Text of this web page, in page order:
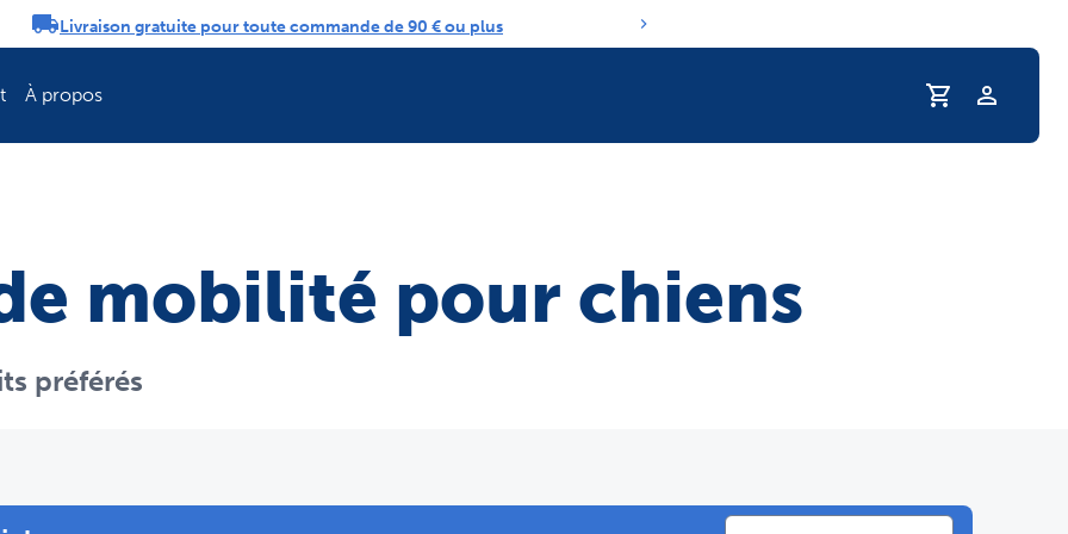
Livraison gratuite pour toute commande de 90 € ou plus
À propos
Profil
mobilité pour chiens
préférés